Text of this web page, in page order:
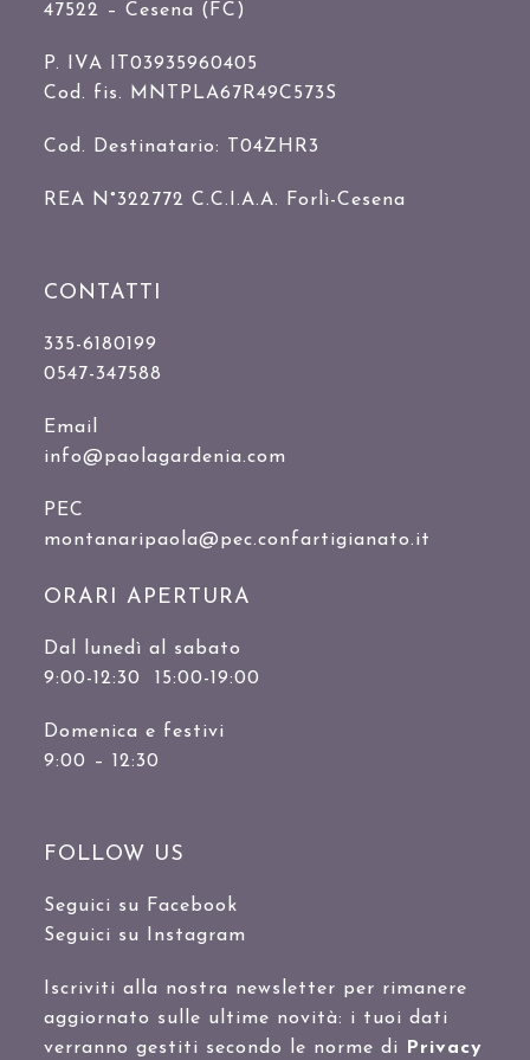
47522 – Cesena (FC)
P. IVA IT03935960405
Cod. fis. MNTPLA67R49C573S
Cod. Destinatario: T04ZHR3
REA N°322772 C.C.I.A.A. Forlì-Cesena
CONTATTI
335-6180199
0547-347588
Email
info@paolagardenia.com
PEC
montanaripaola@pec.confartigianato.it
ORARI APERTURA
Dal lunedì al sabato
9:00-12:30 15:00-19:00
Domenica e festivi
9:00 – 12:30
FOLLOW US
Seguici su Facebook
Seguici su Instagram
Iscriviti alla nostra newsletter per rimanere
aggiornato sulle ultime novità: i tuoi dati
verranno gestiti secondo le norme di Privacy